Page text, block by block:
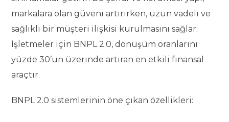
markalara olan güveni artırırken, uzun vadeli ve
sağlıklı bir müşteri ilişkisi kurulmasını sağlar.
İşletmeler için BNPL 2.0, dönüşüm oranlarını
yüzde 30’un üzerinde artıran en etkili finansal
araçtır.
BNPL 2.0 sistemlerinin öne çıkan özellikleri: